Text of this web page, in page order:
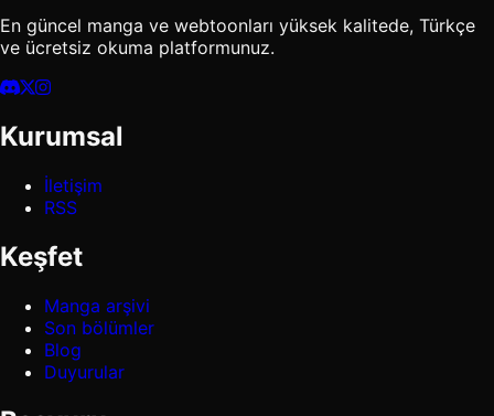
En güncel manga ve webtoonları yüksek kalitede, Türkçe
ve ücretsiz okuma platformunuz.
Kurumsal
İletişim
RSS
Keşfet
Manga arşivi
Son bölümler
Blog
Duyurular